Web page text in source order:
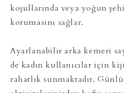
koşullarında veya yoğun
korumasını sağlar.
Ayarlanabilir arka kemeri
de kadın kullanıcılar için
rahatlık sunmaktadır.